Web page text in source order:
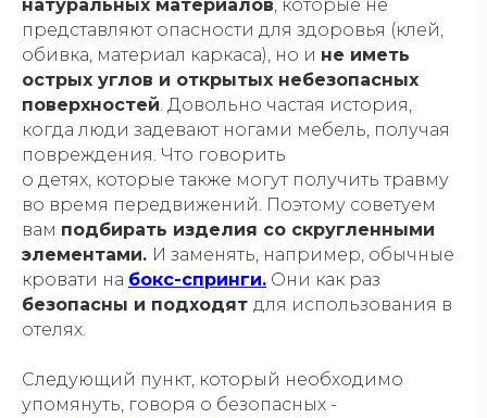
натуральных материалов, которые не
представляют опасности для здоровья (клей,
обивка, материал каркаса), но и не иметь
острых углов и открытых небезопасных
поверхностей. Довольно частая история,
когда люди задевают ногами мебель, получая
повреждения. Что говорить
о детях, которые также могут получить травму
во время передвижений. Поэтому советуем
вам подбирать изделия со скругленными
элементами. И заменять, например, обычные
кровати на бокс-спринги. Они как раз
безопасны и подходят для использования в
отелях.
Следующий пункт, который необходимо
упомянуть, говоря о безопасных -